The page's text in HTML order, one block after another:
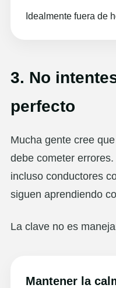
Idealmente fuera de
3. No
perfecto
Mucha gente cree
debe cometer
incluso conductores
siguen aprendiendo
La clave no es
Mantener la